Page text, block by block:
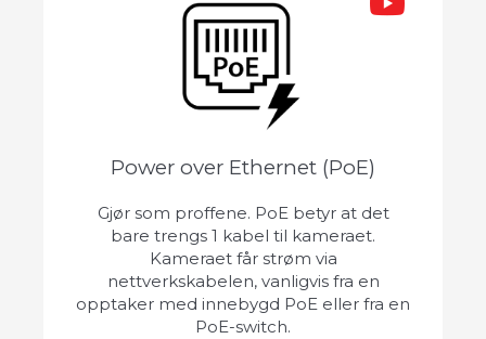
Power over Ethernet (PoE)
Gjør som proffene. PoE betyr at det
bare trengs 1 kabel til kameraet.
Kameraet får strøm via
nettverkskabelen, vanligvis fra en
opptaker med innebygd PoE eller fra en
PoE-switch.